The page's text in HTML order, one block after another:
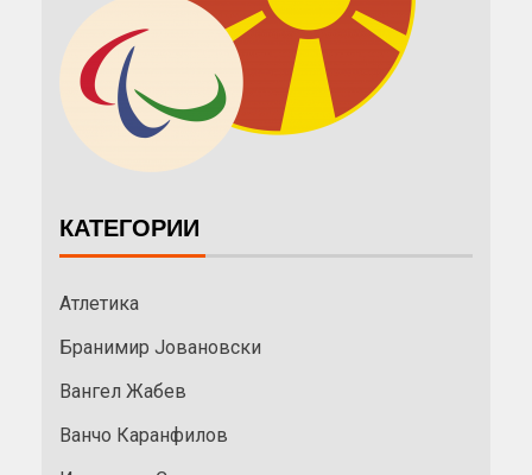
КАТЕГОРИИ
Атлетика
Бранимир Јовановски
Вангел Жабев
Ванчо Каранфилов